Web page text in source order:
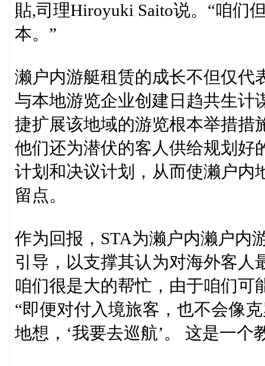
貼,司理Hiroyuki Saito说。“咱们
本。”
濑户内游艇租赁的成长不但仅代
与本地游览企业创建日趋共生计
捷扩展该地域的游览根本举措措
他们还为潜伏的客人供给规划好
计划和决议计划，从而使濑户内
留点。
作为回报，STA为濑户内濑户内
引导，以支撑其认为对海外客人
咱们很是大的帮忙，由于咱们可
“即便对付入境旅客，也不会像
地想，‘我要去巡航’。 这是一个